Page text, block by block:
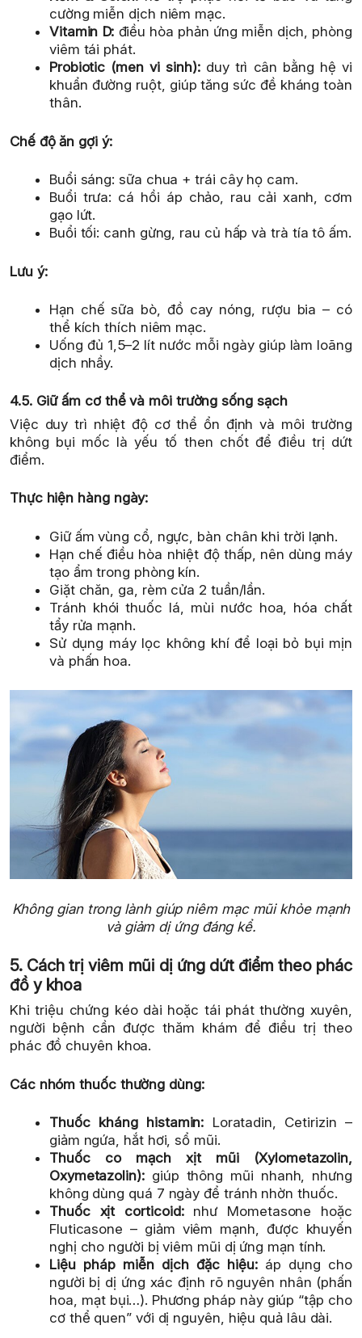
cường miễn dịch niêm mạc.
Vitamin D: điều hòa phản ứng miễn dịch, phòng
viêm tái phát.
Probiotic (men vi sinh):duy trì cân bằng hệ vi
khuẩn đường ruột, giúp tăng sức đề kháng toàn
thân.
Chế độ ăn gợi ý:
Buổi sáng: sữa chua + trái cây họ cam.
Buổi trưa: cá hồi áp chảo, rau cải xanh, cơm
gạo lứt.
Buổi tối: canh gừng, rau củ hấp và trà tía tô ấm.
Lưu ý:
Hạn chế sữa bò, đồ cay nóng, rượu bia – có
thể kích thích niêm mạc.
Uống đủ 1,5–2 lít nước mỗi ngày giúp làm loãng
dịch nhầy.
4.5. Giữ ấm cơ thể và môi trường sống sạch
Việc duy trì nhiệt độ cơ thể ổn định và môi trường
không bụi mốc là yếu tố then chốt để điều trị dứt
điểm.
Thực hiện hàng ngày:
Giữ ấm vùng cổ, ngực, bàn chân khi trời lạnh.
Hạn chế điều hòa nhiệt độ thấp, nên dùng máy
tạo ẩm trong phòng kín.
Giặt chăn, ga, rèm cửa 2 tuần/lần.
Tránh khói thuốc lá, mùi nước hoa, hóa chất
tẩy rửa mạnh.
Sử dụng máy lọc không khí để loại bỏ bụi mịn
và phấn hoa.
Không gian trong lành giúp niêm mạc mũi khỏe mạnh
và giảm dị ứng đáng kể.
5. Cách trị viêm mũi dị ứng dứt điểm theo phác
đồ y khoa
Khi triệu chứng kéo dài hoặc tái phát thường xuyên,
người bệnh cần được thăm khám để điều trị theo
phác đồ chuyên khoa.
Các nhóm thuốc thường dùng:
Thuốc kháng histamin: Loratadin, Cetirizin –
giảm ngứa, hắt hơi, sổ mũi.
Thuốc co mạch xịt mũi (Xylometazolin,
Oxymetazolin):giúp thông mũi nhanh, nhưng
không dùng quá 7 ngày để tránh nhờn thuốc.
Thuốc xịt corticoid:như Mometasone hoặc
Fluticasone – giảm viêm mạnh, được khuyến
nghị cho người bị viêm mũi dị ứng mạn tính.
Liệu pháp miễn dịch đặc hiệu:áp dụng cho
người bị dị ứng xác định rõ nguyên nhân (phấn
hoa, mạt bụi…). Phương pháp này giúp “tập cho
cơ thể quen” với dị nguyên, hiệu quả lâu dài.